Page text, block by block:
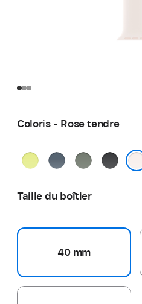
Coloris - Rose tendre
JauneBleu
Gris
Noir
Taille du boîtier
40 mm